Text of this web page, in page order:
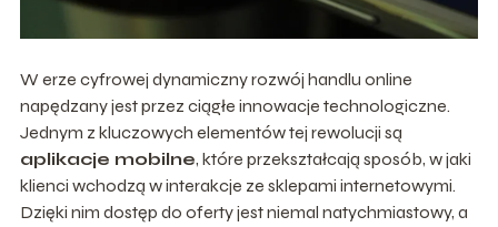
W erze cyfrowej dynamiczny rozwój handlu online
napędzany jest przez ciągłe innowacje technologiczne.
Jednym z kluczowych elementów tej rewolucji są
aplikacje mobilne, które przekształcają sposób, w jaki
klienci wchodzą w interakcje ze sklepami internetowymi.
Dzięki nim dostęp do oferty jest niemal natychmiastowy, a